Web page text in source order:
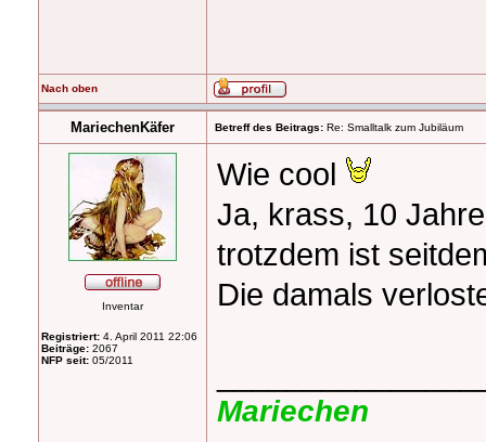
Nach oben
MariechenKäfer Betreff des Beitrags: Re: Smalltalk zum Jubiläum
Inventar
Registriert: 4. April 2011 22:06
Beiträge: 2067
NFP seit: 05/2011
Wie cool
Ja, krass, 10
trotzdem ist
Die damals
Mariechen